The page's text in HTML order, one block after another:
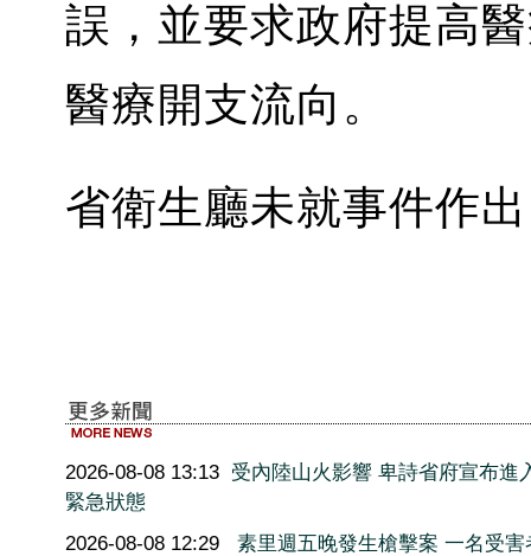
誤，並要求政府提高
醫療開支流向。
省衛生廳未就事件作
2026-08-08 13:13 受內陸山火影響 卑詩省府宣布進
緊急狀態
2026-08-08 12:29
素里週五晚發生槍擊案 一名受害